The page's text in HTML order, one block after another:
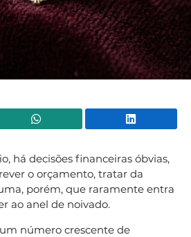
WhatsApp
há decisões financeiras óbvias,
o orçamento, tratar da
porém, que raramente entra
ao anel de noivado.
número crescente de